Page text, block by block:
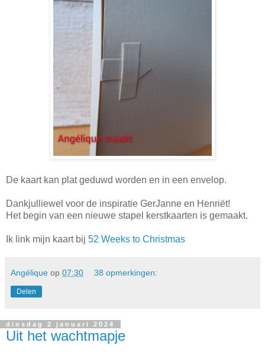
De kaart kan plat geduwd worden en in een envelop.
Dankjulliewel voor de inspiratie GerJanne en Henriët!
Het begin van een nieuwe stapel kerstkaarten is gemaakt.
Ik link mijn kaart bij 52 Weeks to Christmas
Angélique op 07:30 38 opmerkingen:
Delen
dinsdag 2 januari 2024
Uit het wachtmapje